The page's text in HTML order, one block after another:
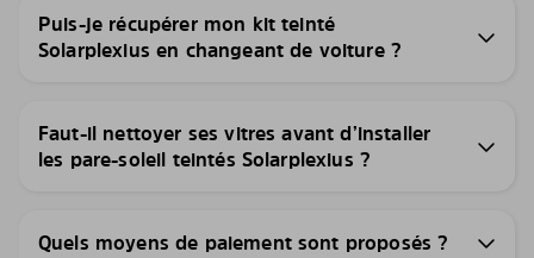
Puis-je récupérer mon kit teinté
Solarplexius en changeant de voiture ?
Faut-il nettoyer ses vitres avant d’installer
les pare-soleil teintés Solarplexius ?
Quels moyens de paiement sont proposés ?